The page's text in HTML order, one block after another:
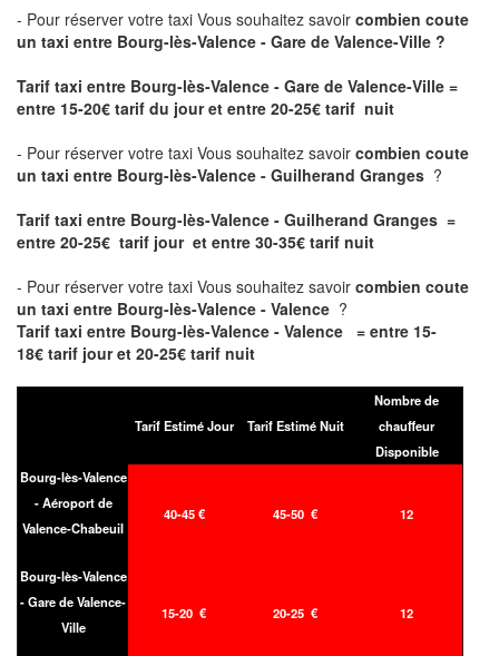
- Pour réserver votre taxi Vous souhaitez savoir combien coute
un taxi entre Bourg-lès-Valence - Gare de Valence-Ville ?
Tarif taxi entre Bourg-lès-Valence - Gare de Valence-Ville =
entre 15-20€ tarif du jour et entre 20-25€ tarif nuit
- Pour réserver votre taxi Vous souhaitez savoir combien coute
un taxi entre Bourg-lès-Valence - Guilherand Granges ?
Tarif taxi entre Bourg-lès-Valence - Guilherand Granges =
entre 20-25€ tarif jour et entre 30-35€ tarif nuit
- Pour réserver votre taxi Vous souhaitez savoir combien coute
un taxi entre Bourg-lès-Valence - Valence ?
Tarif taxi entre Bourg-lès-Valence - Valence = entre 15-
18€ tarif jour et 20-25€ tarif nuit
Tarif Estimé Jour Tarif Estimé Nuit
Nombre de
chauffeur
Disponible
Bourg-lès-Valence
- Aéroport de
Valence-Chabeuil
40-45 € 45-50 € 12
Bourg-lès-Valence
- Gare de Valence-
Ville
15-20 € 20-25 € 12